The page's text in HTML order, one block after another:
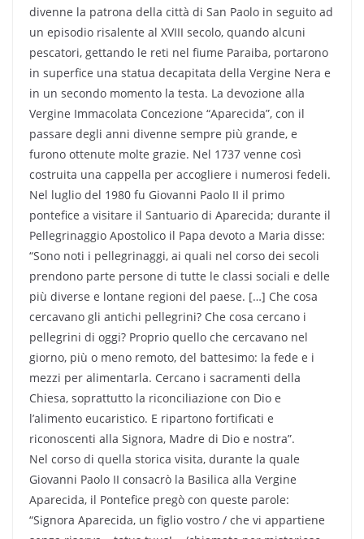
divenne la patrona della città di San Paolo in seguito ad
un episodio risalente al XVIII secolo, quando alcuni
pescatori, gettando le reti nel fiume Paraiba, portarono
in superfice una statua decapitata della Vergine Nera e
in un secondo momento la testa. La devozione alla
Vergine Immacolata Concezione “Aparecida”, con il
passare degli anni divenne sempre più grande, e
furono ottenute molte grazie. Nel 1737 venne così
costruita una cappella per accogliere i numerosi fedeli.
Nel luglio del 1980 fu Giovanni Paolo II il primo
pontefice a visitare il Santuario di Aparecida; durante il
Pellegrinaggio Apostolico il Papa devoto a Maria disse:
“Sono noti i pellegrinaggi, ai quali nel corso dei secoli
prendono parte persone di tutte le classi sociali e delle
più diverse e lontane regioni del paese. […] Che cosa
cercavano gli antichi pellegrini? Che cosa cercano i
pellegrini di oggi? Proprio quello che cercavano nel
giorno, più o meno remoto, del battesimo: la fede e i
mezzi per alimentarla. Cercano i sacramenti della
Chiesa, soprattutto la riconciliazione con Dio e
l’alimento eucaristico. E ripartono fortificati e
riconoscenti alla Signora, Madre di Dio e nostra”.
Nel corso di quella storica visita, durante la quale
Giovanni Paolo II consacrò la Basilica alla Vergine
Aparecida, il Pontefice pregò con queste parole:
“Signora Aparecida, un figlio vostro / che vi appartiene